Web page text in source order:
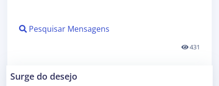
Pesquisar Mensagens
431
Surge do desejo